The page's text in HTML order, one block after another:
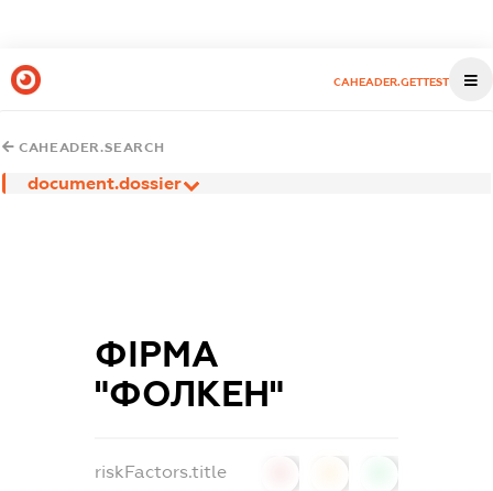
CAHEADER.GETTEST
CAHEADER.SEARCH
document.dossier
ФІРМА
"ФОЛКЕН"
riskFactors.title